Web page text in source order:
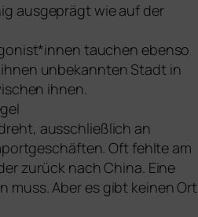
aus­ge­prägt wie auf der
tau­chen eben­so
unbe­kann­ten Stadt in
ihnen.
aus­schließ­lich an
Oft fehl­te am
zurück nach China. Eine
muss. Aber es gibt kei­nen Ort